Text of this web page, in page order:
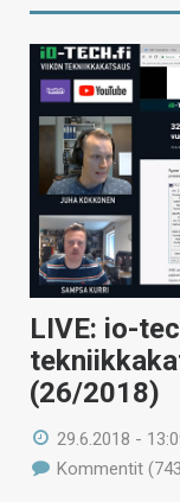
LIVE: io-
(26/2018)
29.6.2018 -
Kommentit